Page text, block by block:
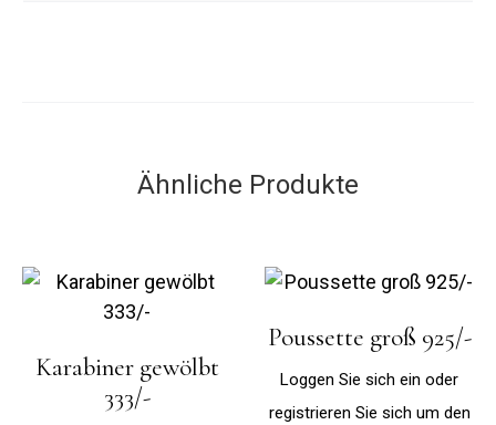
Ähnliche Produkte
Karabiner gewölbt
333/-
Poussette groß 925/-
Loggen Sie sich ein oder
registrieren Sie sich um den